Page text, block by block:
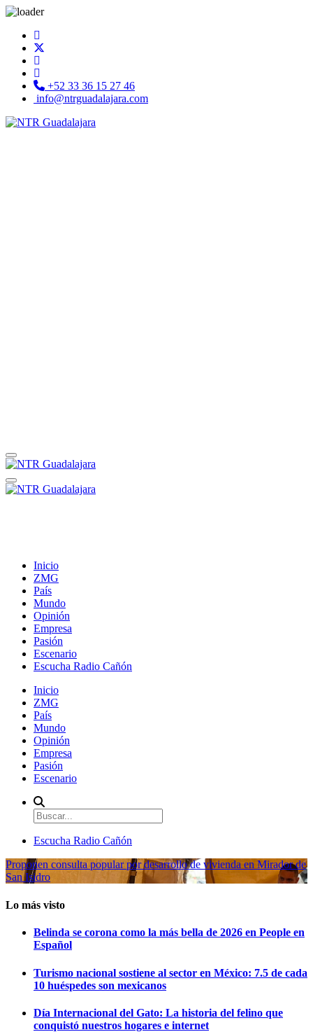
+52 33 36 15 27 46
info@ntrguadalajara.com
Inicio
ZMG
País
Mundo
Opinión
Empresa
Pasión
Escenario
Escucha Radio Cañón
Inicio
ZMG
País
Mundo
Opinión
Empresa
Pasión
Escenario
Escucha Radio Cañón
Proponen consulta popular por desarrollo de vivienda en Mirador de
San Isidro
Lo más visto
Belinda se corona como la más bella de 2026 en People en
Español
Turismo nacional sostiene al sector en México: 7.5 de cada
10 huéspedes son mexicanos
Día Internacional del Gato: La historia del felino que
conquistó nuestros hogares e internet